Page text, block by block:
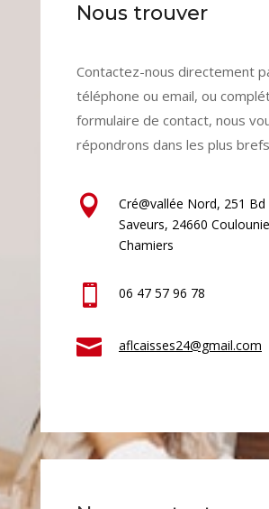
Nous trouver
Contactez-nous directement
téléphone ou email, ou
formulaire de contact, nous
répondrons dans les plus

Cré@vallée Nord, 251 Bd
Saveurs, 24660
Chamiers
 06 47 57 96 78
 aflcaisses24@gmail.com